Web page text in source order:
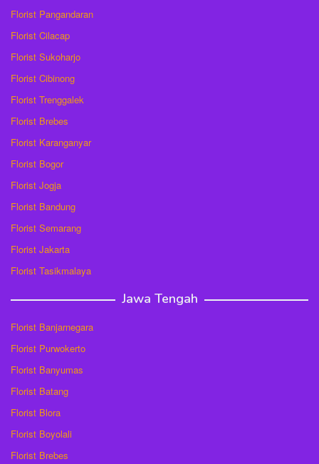
Florist Pangandaran
Florist Cilacap
Florist Sukoharjo
Florist Cibinong
Florist Trenggalek
Florist Brebes
Florist Karanganyar
Florist Bogor
Florist Jogja
Florist Bandung
Florist Semarang
Florist Jakarta
Florist Tasikmalaya
Jawa Tengah
Florist Banjarnegara
Florist Purwokerto
Florist Banyumas
Florist Batang
Florist Blora
Florist Boyolali
Florist Brebes